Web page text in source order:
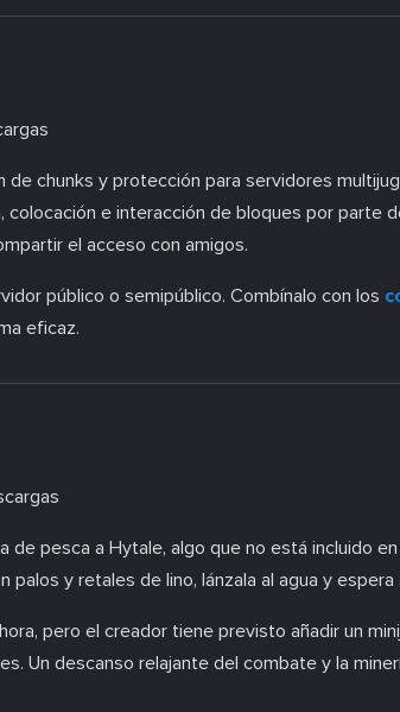
de chunks y protección para servidores
e interacción de bloques por parte
el acceso con amigos.
público o semipúblico. Combínalo con los
eficaz.
de pesca a Hytale, algo que no está incluido
palos y retales de lino, lánzala al agua y
pero el creador tiene previsto añadir un
Un descanso relajante del combate y la